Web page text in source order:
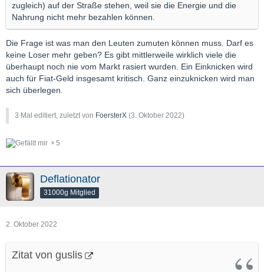
zugleich) auf der Straße stehen, weil sie die Energie und die
Nahrung nicht mehr bezahlen können.
Die Frage ist was man den Leuten zumuten können muss. Darf es
keine Loser mehr geben? Es gibt mittlerweile wirklich viele die
überhaupt noch nie vom Markt rasiert wurden. Ein Einknicken wird
auch für Fiat-Geld insgesamt kritisch. Ganz einzuknicken wird man
sich überlegen.
3 Mal editiert, zuletzt von FoersterX (3. Oktober 2022)
5
Deflationator
31000g Mitglied
2. Oktober 2022
Zitat von guslis